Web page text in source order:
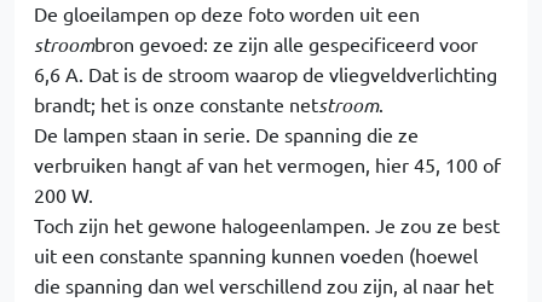
De gloeilampen op deze foto worden uit een
stroombron gevoed: ze zijn alle gespecificeerd voor
6,6 A. Dat is de stroom waarop de vliegveldverlichting
brandt; het is onze constante netstroom.
De lampen staan in serie. De spanning die ze
verbruiken hangt af van het vermogen, hier 45, 100 of
200 W.
Toch zijn het gewone halogeenlampen. Je zou ze best
uit een constante spanning kunnen voeden (hoewel
die spanning dan wel verschillend zou zijn, al naar het